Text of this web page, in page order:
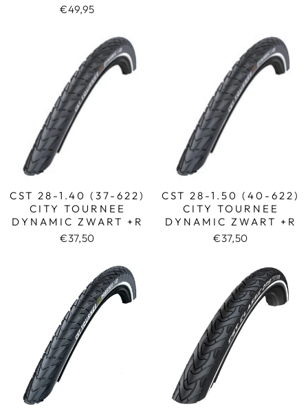
€49,95
CST 28-1.40 (37-622)
CITY TOURNEE
DYNAMIC ZWART +R
€37,50
CST 28-1.50 (40-622)
CITY TOURNEE
DYNAMIC ZWART +R
€37,50